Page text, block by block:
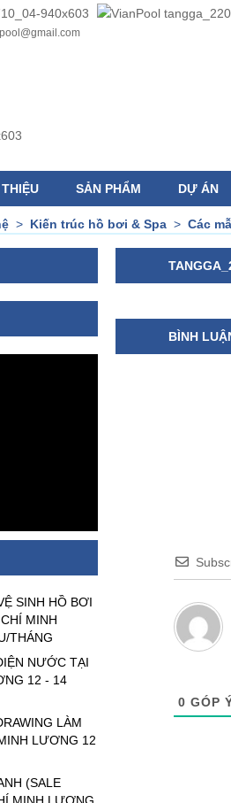
SẢN PHẨM DỰ ÁN
> Kiến trúc hồ bơi & Spa > Các
SINH HỒ BƠI
MINH
THÁNG
NƯỚC TẠI
12 - 14
LÀM
LƯƠNG 12
(SALE
MINH LƯƠNG
BÌNH
0 GÓP